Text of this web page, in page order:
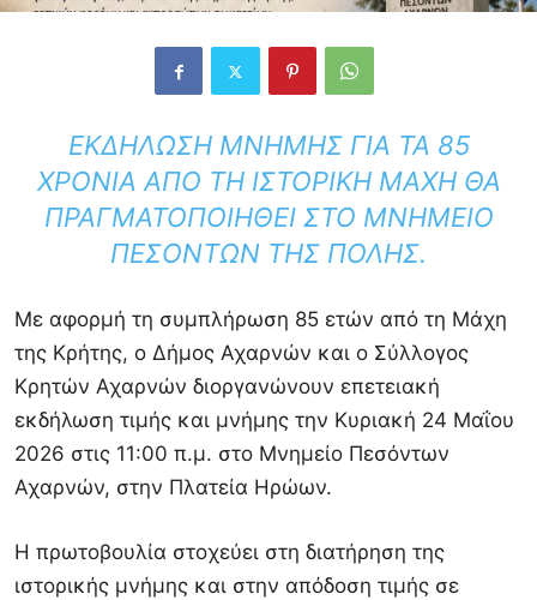
ΕΚΔΉΛΩΣΗ ΜΝΉΜΗΣ ΓΙΑ ΤΑ 85
ΧΡΌΝΙΑ ΑΠΌ ΤΗ ΙΣΤΟΡΙΚΉ ΜΆΧΗ ΘΑ
ΠΡΑΓΜΑΤΟΠΟΙΗΘΕΊ ΣΤΟ ΜΝΗΜΕΊΟ
ΠΕΣΌΝΤΩΝ ΤΗΣ ΠΌΛΗΣ.
Με αφορμή τη συμπλήρωση 85 ετών από τη Μάχη
της Κρήτης, ο Δήμος Αχαρνών και ο Σύλλογος
Κρητών Αχαρνών διοργανώνουν επετειακή
εκδήλωση τιμής και μνήμης την Κυριακή 24 Μαΐου
2026 στις 11:00 π.μ. στο Μνημείο Πεσόντων
Αχαρνών, στην Πλατεία Ηρώων.
Η πρωτοβουλία στοχεύει στη διατήρηση της
ιστορικής μνήμης και στην απόδοση τιμής σε